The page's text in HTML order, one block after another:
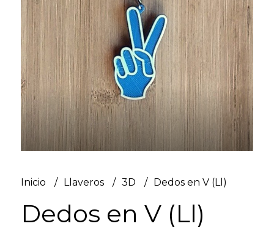
Inicio Llaveros 3D Dedos en V (Ll)
Dedos en V (Ll)